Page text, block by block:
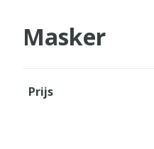
Masker
Prijs